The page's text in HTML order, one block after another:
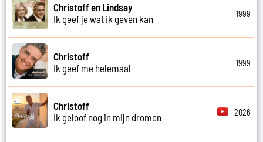
Christoff en Lindsay
Ik geef je wat ik geven kan
1999
Christoff
Ik geef me helemaal
1999
Christoff
Ik geloof nog in mijn dromen
2026